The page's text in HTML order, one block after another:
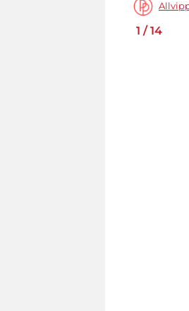
1 /14